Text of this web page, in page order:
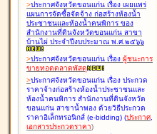
>ประกาศจังหวัดขอนแก่น เรื่อง เผยแพร่
แผนการจัดซื้อจัดจ้าง ก่อสร้างห้องน้ำ
ประชาชนและห้องน้ำคนพิการ ของ
สำนักงานที่ดินจังหวัดขอนแก่น สาขา
บ้านไผ่ ประจำปีงบประมาณ พ.ศ.๒๕๖๖
>ประกาศจังหวัดขอนแก่น เรื่อง ผู้ชนะการ
ขายทอดตลาดพัสดุ
>ประกาศจังหวัดขอนแก่น เรื่อง ประกวด
ราคาจ้างก่อสร้างห้องน้ำประชาชนและ
ห้องน้ำคนพิการ สำนักงานที่ดินจังหวัด
ขอนแก่น สาขาน้ำพอง ด้วยวิธีประกวด
ราคาอิเล็กทรอนิกส์ (e-bidding) (ประกาศ,
เอกสารประกวดราคา)